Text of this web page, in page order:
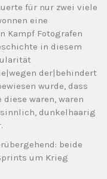
für nur zwei viele
eine
Kampf Fotografen
in diesem
der|behindert
wurde, dass
waren, waren
dunkelhaarig
beide
um Krieg